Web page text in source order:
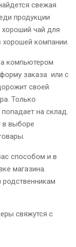
свежая
продукции
чай для
компании.
компьютером
заказа или с
своей
Только
на склад.
в выборе
способом и в
магазина.
родственникам
свяжутся с